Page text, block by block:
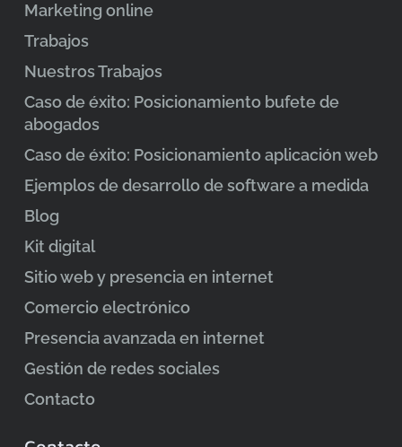
Marketing online
Trabajos
Nuestros Trabajos
Caso de éxito: Posicionamiento bufete de
abogados
Caso de éxito: Posicionamiento aplicación web
Ejemplos de desarrollo de software a medida
Blog
Kit digital
Sitio web y presencia en internet
Comercio electrónico
Presencia avanzada en internet
Gestión de redes sociales
Contacto